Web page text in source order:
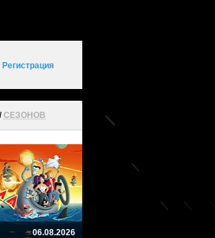
Регистрация
/СЕЗОНОВ
06.08.2026